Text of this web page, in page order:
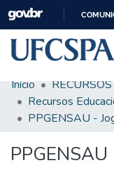
Comunidades &
Busca Facetada
Estatísticas
Início